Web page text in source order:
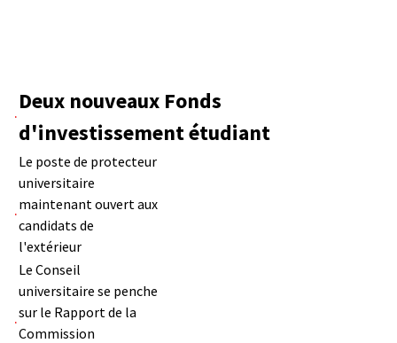
Deux nouveaux Fonds
d'investissement étudiant
Le poste de protecteur
universitaire
maintenant ouvert aux
candidats de
l'extérieur
Le Conseil
universitaire se penche
sur le Rapport de la
Commission